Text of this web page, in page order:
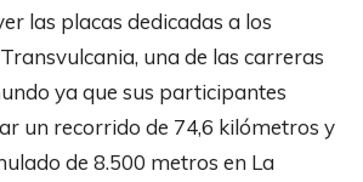
las placas dedicadas a los
una de las carreras
ya que sus participantes
un recorrido de 74,6 kilómetros y
de 8.500 metros en La